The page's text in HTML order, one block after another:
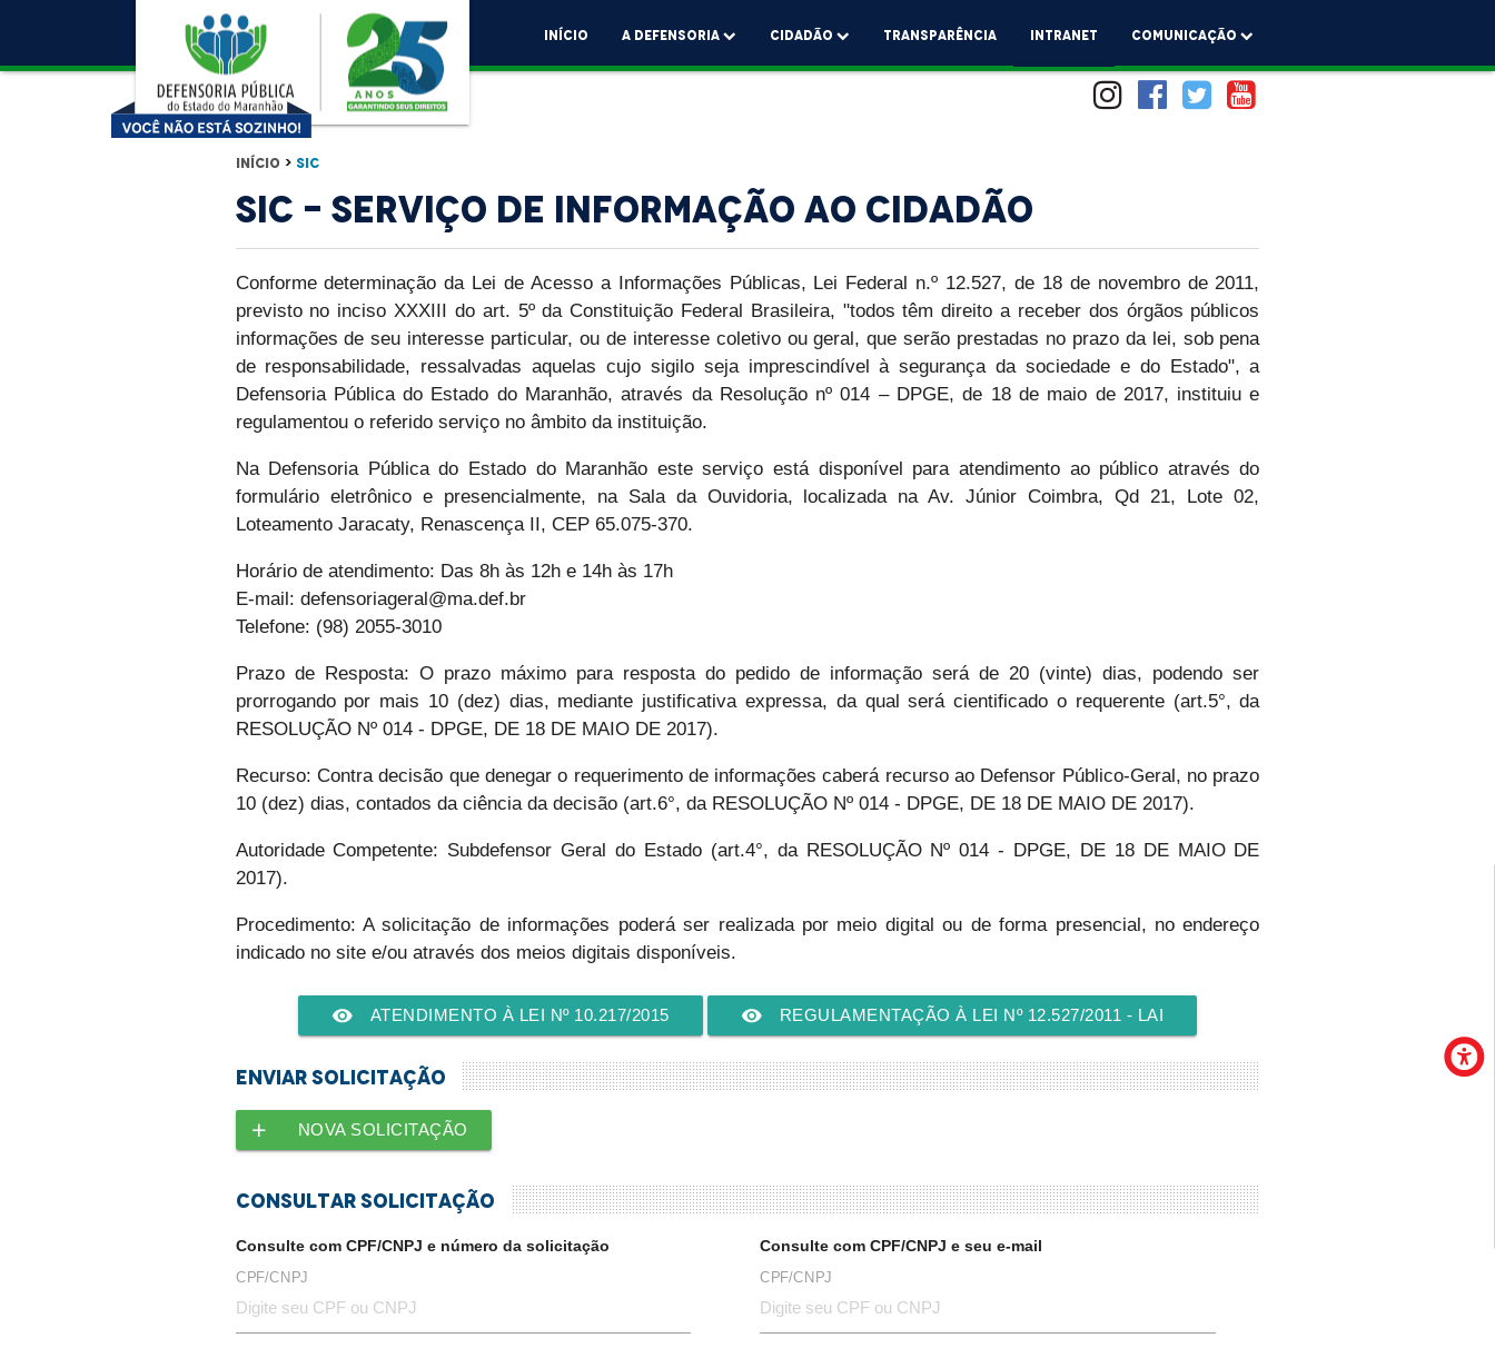
Início A Defensoria Cidadão Transparência Intranet comunicação
Início > SIC
SIC - Serviço de Informação ao Cidadão
Conforme determinação da Lei de Acesso a Informações Públicas, Lei Federal n.º 12.527, de 18 de novembro de 2011,
previsto no inciso XXXIII do art. 5º da Constituição Federal Brasileira, "todos têm direito a receber dos órgãos públicos
informações de seu interesse particular, ou de interesse coletivo ou geral, que serão prestadas no prazo da lei, sob pena
de responsabilidade, ressalvadas aquelas cujo sigilo seja imprescindível à segurança da sociedade e do Estado", a
Defensoria Pública do Estado do Maranhão, através da Resolução nº 014 – DPGE, de 18 de maio de 2017, instituiu e
regulamentou o referido serviço no âmbito da instituição.
Na Defensoria Pública do Estado do Maranhão este serviço está disponível para atendimento ao público através do
formulário eletrônico e presencialmente, na Sala da Ouvidoria, localizada na Av. Júnior Coimbra, Qd 21, Lote 02,
Loteamento Jaracaty, Renascença II, CEP 65.075-370.
Horário de atendimento: Das 8h às 12h e 14h às 17h
E-mail: defensoriageral@ma.def.br
Telefone: (98) 2055-3010
Prazo de Resposta: O prazo máximo para resposta do pedido de informação será de 20 (vinte) dias, podendo ser
prorrogando por mais 10 (dez) dias, mediante justificativa expressa, da qual será cientificado o requerente (art.5°, da
RESOLUÇÃO Nº 014 - DPGE, DE 18 DE MAIO DE 2017).
Recurso: Contra decisão que denegar o requerimento de informações caberá recurso ao Defensor Público-Geral, no prazo
10 (dez) dias, contados da ciência da decisão (art.6°, da RESOLUÇÃO Nº 014 - DPGE, DE 18 DE MAIO DE 2017).
Autoridade Competente: Subdefensor Geral do Estado (art.4°, da RESOLUÇÃO Nº 014 - DPGE, DE 18 DE MAIO DE
2017).
Procedimento: A solicitação de informações poderá ser realizada por meio digital ou de forma presencial, no endereço
indicado no site e/ou através dos meios digitais disponíveis.
remove_red_eye ATENDIMENTO À LEI Nº 10.217/2015 remove_red_eye REGULAMENTAÇÃO À LEI Nº 12.527/2011 - LAI
Enviar SOLICITAÇÃO
add NOVA SOLICITAÇÃO
CONSULTAR SOLICITAÇÃO
Consulte com CPF/CNPJ e número da solicitação
CPF/CNPJ
Consulte com CPF/CNPJ e seu e-mail
CPF/CNPJ